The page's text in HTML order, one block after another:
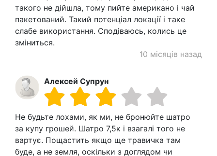
такого не дійшла, тому пийте американо і чай
пакетований. Такий потенціал локації і таке
слабе використання. Сподіваюсь, колись це
зміниться.
10 місяців назад
Алексей Супрун
Не будьте лохами, як ми, не бронюйте шатро
за купу грошей. Шатро 7,5к і взагалі того не
вартує. Пощастить якщо ще травичка там
буде, а не земля, оскільки з доглядом чи